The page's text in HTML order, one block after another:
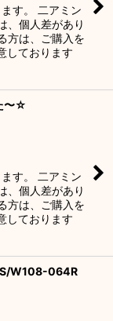
す。 二アミン
、個人差があり
方は、ご購入を
しております
た〜☆
す。 二アミン
、個人差があり
方は、ご購入を
しております
W108-064R